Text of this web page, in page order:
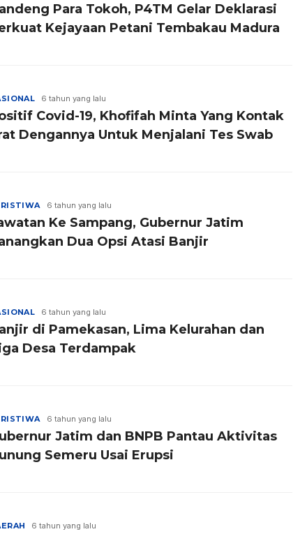
Para Tokoh, P4TM Gelar Deklarasi
Kejayaan Petani Tembakau Madura
6 tahun yang lalu
Covid-19, Khofifah Minta Yang Kontak
Dengannya Untuk Menjalani Tes Swab
6 tahun yang lalu
Ke Sampang, Gubernur Jatim
Dua Opsi Atasi Banjir
6 tahun yang lalu
di Pamekasan, Lima Kelurahan dan
Desa Terdampak
6 tahun yang lalu
Jatim dan BNPB Pantau Aktivitas
Semeru Usai Erupsi
6 tahun yang lalu